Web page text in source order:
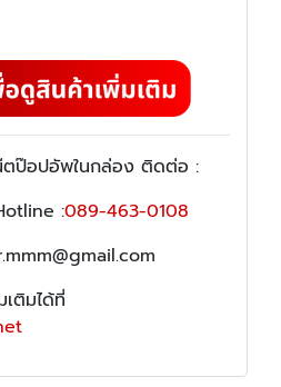
ตป๊อปอัพในกล่อง ติดต่อ :
:089-463-0108
เติมได้ที่